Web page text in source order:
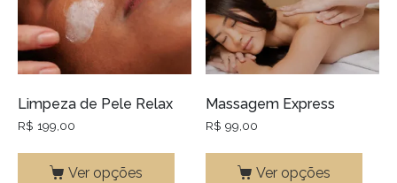
Limpeza de Pele Relax
R$ 199,00
Ver opções
Massagem Express
R$ 99,00
Ver opções